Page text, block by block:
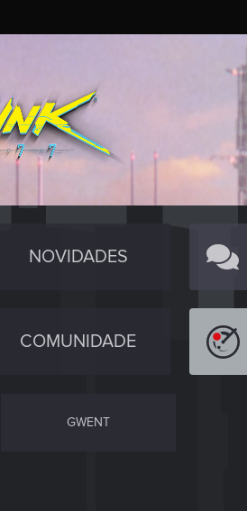
NOVIDADES
COMUNIDADE
GWENT